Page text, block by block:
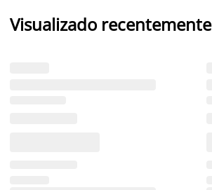
Visualizado recentemente